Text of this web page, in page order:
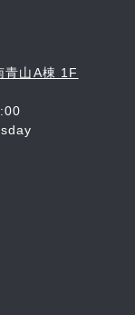
青山A棟 1F